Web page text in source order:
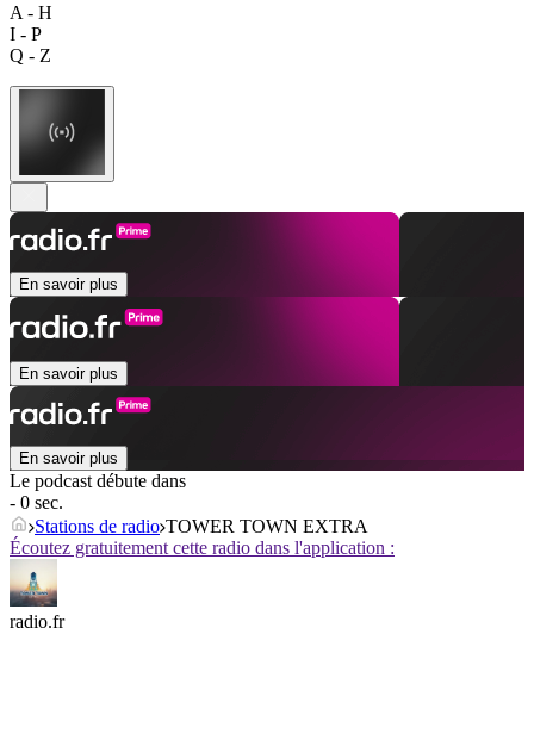
A - H
I - P
Q - Z
En savoir plus
En savoir plus
En savoir plus
Le podcast débute dans
- 0 sec.
Stations de radio TOWER TOWN EXTRA
Écoutez gratuitement cette radio dans l'application :
radio.fr